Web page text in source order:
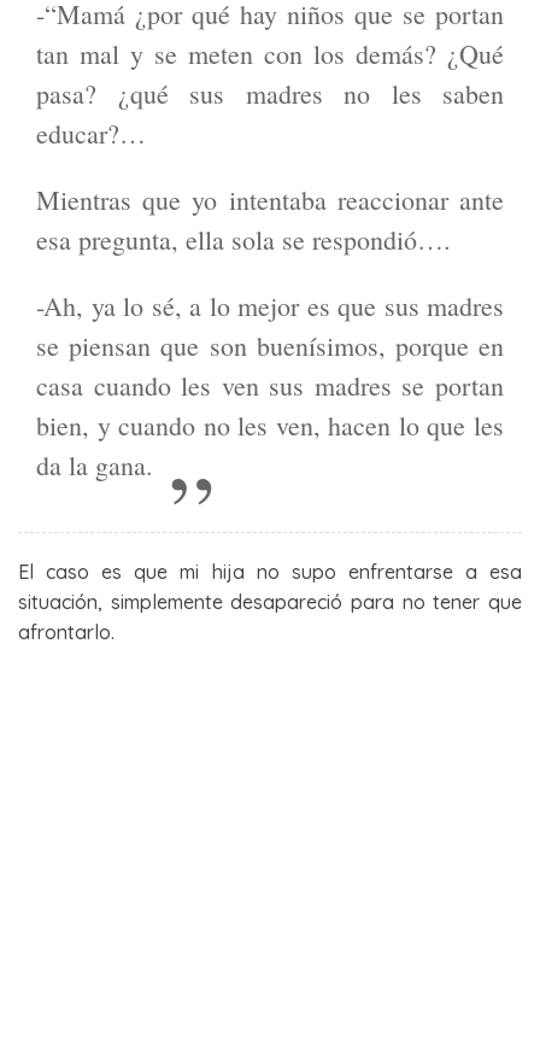
-“Mamá ¿por qué hay niños que se portan
tan mal y se meten con los demás? ¿Qué
pasa? ¿qué sus madres no les saben
educar?…
Mientras que yo intentaba reaccionar ante
esa pregunta, ella sola se respondió….
-Ah, ya lo sé, a lo mejor es que sus madres
se piensan que son buenísimos, porque en
casa cuando les ven sus madres se portan
bien, y cuando no les ven, hacen lo que les
da la gana.
El caso es que mi hija no supo enfrentarse a esa
situación, simplemente desapareció para no tener que
afrontarlo.